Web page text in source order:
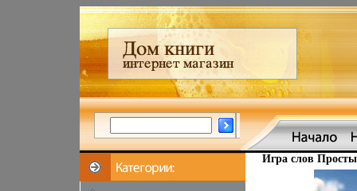
Игра слов